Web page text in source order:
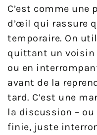
C’est comme une
d’œil qui rassure
temporaire. On
quittant un voisin
ou en
avant de la
tard. C’est une
la discussion – ou
finie, juste